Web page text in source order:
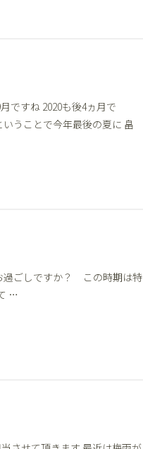
ですね 2020も後4ヵ月で
うことで今年最後の夏に 畠
過ごしですか？ この時期は特
…